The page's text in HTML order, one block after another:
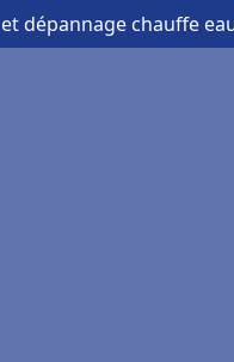
dépannage chauffe